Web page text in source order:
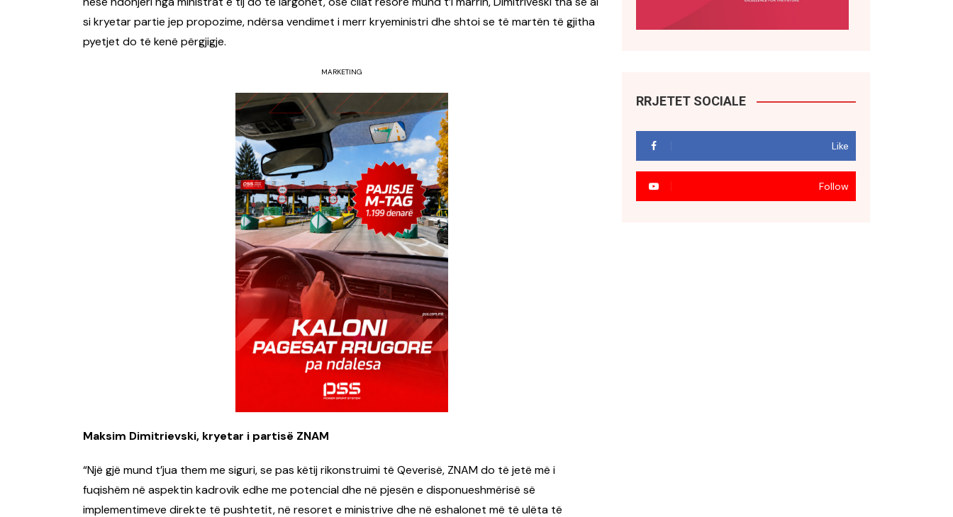
si kryetar partie jep propozime, ndërsa vendimet i merr kryeministri dhe shtoi se të martën të gjitha
pyetjet do të kenë përgjigje.
MARKETING
Maksim Dimitrievski, kryetar i partisë ZNAM
“Një gjë mund t’jua them me siguri, se pas këtij rikonstruimi të Qeverisë, ZNAM do të jetë më i
fuqishëm në aspektin kadrovik edhe me potencial dhe në pjesën e disponueshmërisë së
implementimeve direkte të pushtetit, në resoret e ministrive dhe në eshalonet më të ulëta të
RRJETET SOCIALE
Like
Follow